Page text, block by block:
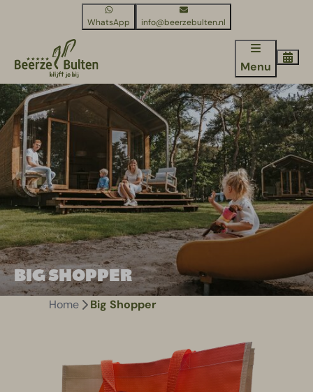
WhatsApp info@beerzebulten.nl
Menu
BIG SHOPPER
Home Big Shopper